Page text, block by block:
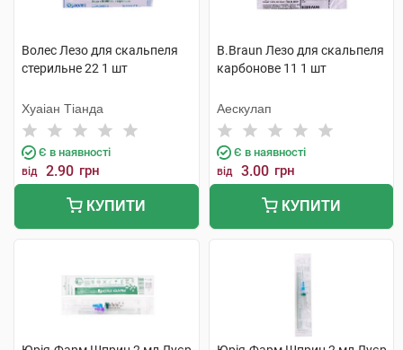
Волес Лезо для скальпеля
стерильне 22 1 шт
Хуаіан Тіанда
Є в наявності
від 2.90 грн
КУПИТИ
B.Braun Лезо для скальпеля
карбонове 11 1 шт
Аескулап
Є в наявності
від 3.00 грн
КУПИТИ